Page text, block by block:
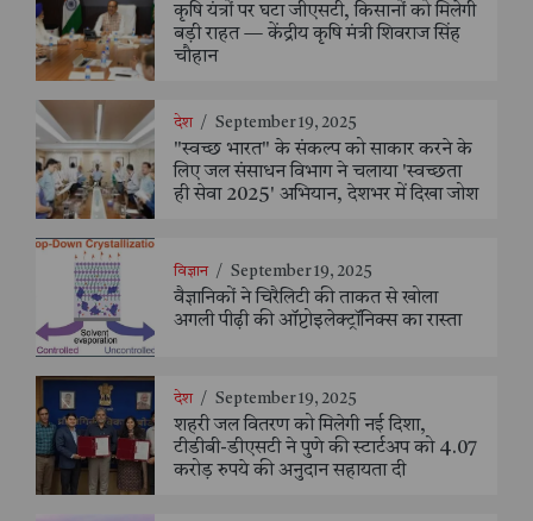
कृषि यंत्रों पर घटा जीएसटी, किसानों को मिलेगी
बड़ी राहत — केंद्रीय कृषि मंत्री शिवराज सिंह
चौहान
देश / September 19, 2025
"स्वच्छ भारत" के संकल्प को साकार करने के
लिए जल संसाधन विभाग ने चलाया 'स्वच्छता
ही सेवा 2025' अभियान, देशभर में दिखा जोश
विज्ञान / September 19, 2025
वैज्ञानिकों ने चिरैलिटी की ताकत से खोला
अगली पीढ़ी की ऑप्टोइलेक्ट्रॉनिक्स का रास्ता
देश / September 19, 2025
शहरी जल वितरण को मिलेगी नई दिशा,
टीडीबी-डीएसटी ने पुणे की स्टार्टअप को 4.07
करोड़ रुपये की अनुदान सहायता दी